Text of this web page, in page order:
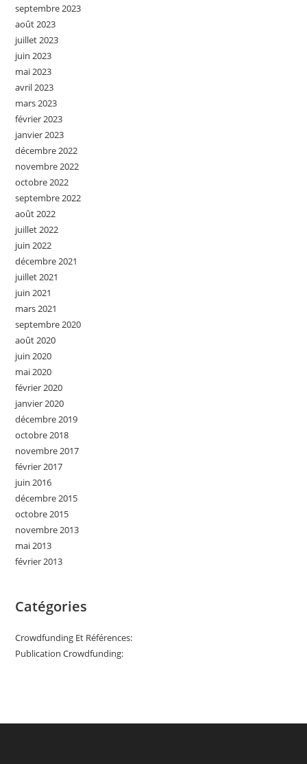
septembre 2023
août 2023
juillet 2023
juin 2023
mai 2023
avril 2023
mars 2023
février 2023
janvier 2023
décembre 2022
novembre 2022
octobre 2022
septembre 2022
août 2022
juillet 2022
juin 2022
décembre 2021
juillet 2021
juin 2021
mars 2021
septembre 2020
août 2020
juin 2020
mai 2020
février 2020
janvier 2020
décembre 2019
octobre 2018
novembre 2017
février 2017
juin 2016
décembre 2015
octobre 2015
novembre 2013
mai 2013
février 2013
Catégories
Crowdfunding Et Références:
Publication Crowdfunding: